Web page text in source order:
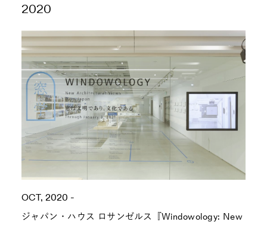
2020
OCT, 2020 -
ジャパン・ハウス ロサンゼルス『Windowology: New